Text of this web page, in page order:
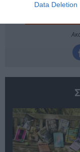
Data Deletion